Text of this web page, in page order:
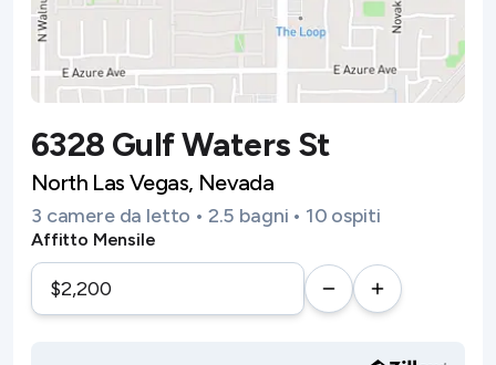
6328 Gulf Waters St
North Las Vegas, Nevada
3 camere da letto • 2.5 bagni • 10 ospiti
Affitto Mensile